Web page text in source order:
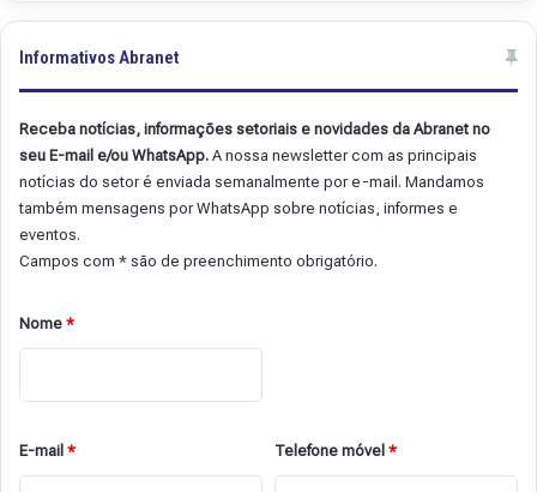
Informativos Abranet
Receba notícias, informações setoriais e novidades da Abranet no
seu E-mail e/ou WhatsApp. A nossa newsletter com as principais
notícias do setor é enviada semanalmente por e-mail. Mandamos
também mensagens por WhatsApp sobre notícias, informes e
eventos.
Campos com * são de preenchimento obrigatório.
Nome *
E-mail * Telefone móvel*